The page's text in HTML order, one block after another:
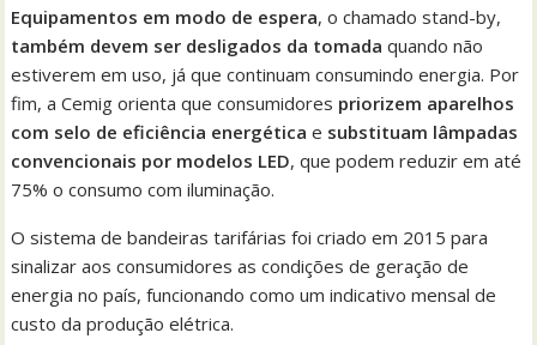
Equipamentos em modo de espera, o chamado stand-by,
também devem ser desligados da tomada quando não
estiverem em uso, já que continuam consumindo energia. Por
fim, a Cemig orienta que consumidores priorizem aparelhos
com selo de eficiência energética e substituam lâmpadas
convencionais por modelos LED, que podem reduzir em até
75% o consumo com iluminação.
O sistema de bandeiras tarifárias foi criado em 2015 para
sinalizar aos consumidores as condições de geração de
energia no país, funcionando como um indicativo mensal de
custo da produção elétrica.